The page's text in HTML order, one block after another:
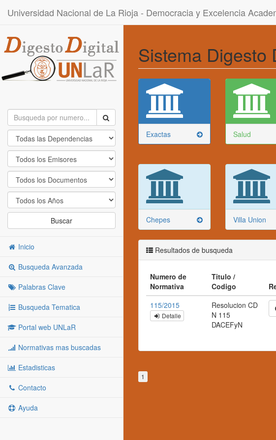
Universidad Nacional de La Rioja - Democracia y Excelencia
Buscar
Inicio
Busqueda Avanzada
Palabras Clave
Busqueda Tematica
Portal web UNLaR
Normativas mas buscadas
Estadisticas
Contacto
Ayuda
Sistema Digesto
Exactas Salud
Chepes Villa Union
Resultados de busqueda
Numero de
Normativa
Titulo /
Codigo
115/2015
Detalle
Resolucion CD
N 115
DACEFyN
1